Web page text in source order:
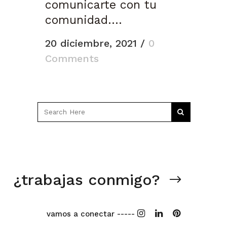
comunicarte con tu
comunidad....
20 diciembre, 2021 / 0
Comments
¿trabajas conmigo?
vamos a conectar -----